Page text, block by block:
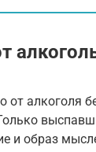
от алкоголя
и образ